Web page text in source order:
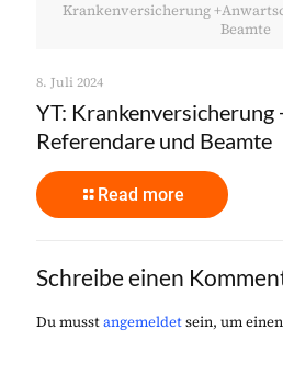
Krankenversicherung
Beamte
8. Juli 2024
YT:
Referendare und Beamte
Read more
Schreibe einen
Du musstangemeldetsein, um